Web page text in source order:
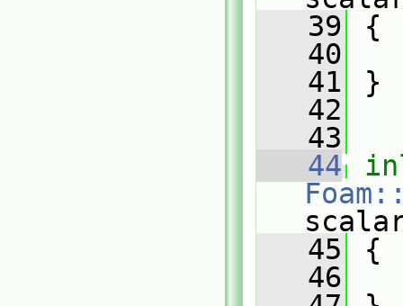
   39
{
   40
   41
}
   42
   43
   44
   45
{
   46